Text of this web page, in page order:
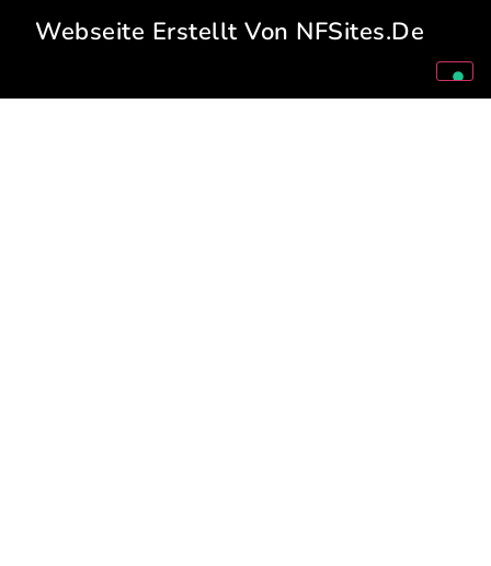
Webseite Erstellt Von NFSites.de